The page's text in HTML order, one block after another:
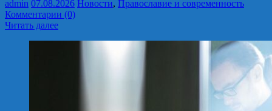
admin 07.08.2026 Новости, Православие и современность
Комментарии (0)
Читать далее